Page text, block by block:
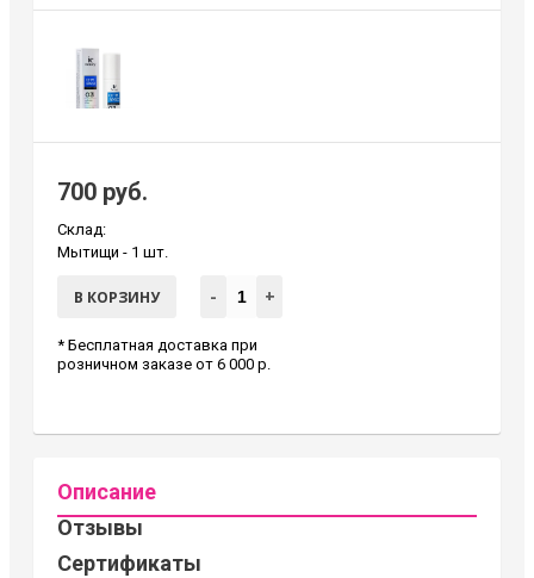
700 руб.
Склад:
Мытищи - 1 шт.
В КОРЗИНУ - +
* Бесплатная доставка при
розничном заказе от 6 000 р.
Описание
Отзывы
Сертификаты